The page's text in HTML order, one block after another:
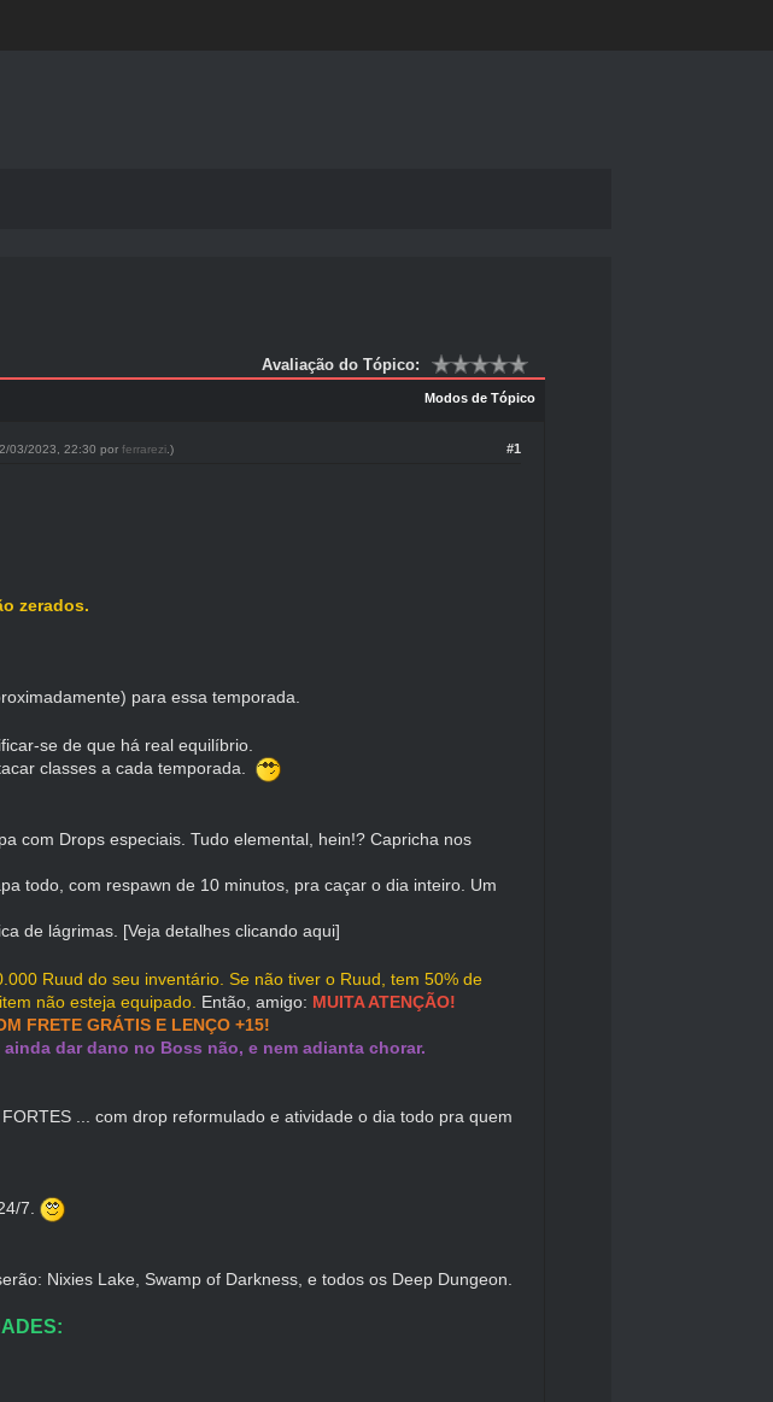
Avaliação do Tópico:
Modos de Tópico
#1
03/2023, 22:30 porferrarezi .)
zerados.
para essa temporada.
se de que há real equilíbrio.
classes a cada temporada.
com Drops especiais. Tudo elemental, hein!? Capricha nos
todo, com respawn de 10 minutos, pra caçar o dia inteiro. Um
de lágrimas. [Veja detalhes clicando aqui]
Ruud do seu inventário. Se não tiver o Ruud, tem 50% de
não esteja equipado. Então, amigo: MUITA ATENÇÃO!
FRETE GRÁTIS E LENÇO +15!
dar dano no Boss não, e nem adianta chorar.
... com drop reformulado e atividade o dia todo pra quem
7.
Nixies Lake, Swamp of Darkness, e todos os Deep Dungeon.